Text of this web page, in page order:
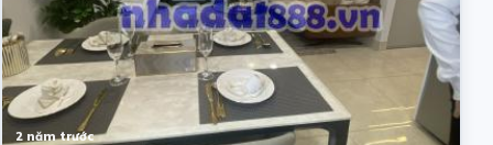
2 năm trước